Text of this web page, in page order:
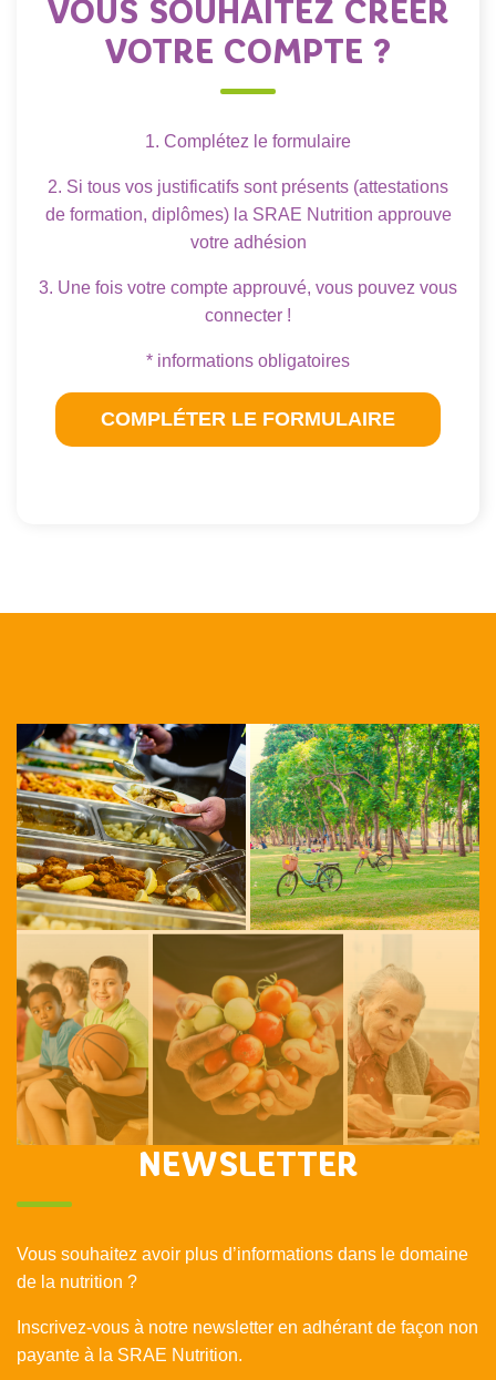
VOUS SOUHAITEZ CRÉER
VOTRE COMPTE ?
1. Complétez le formulaire
2. Si tous vos justificatifs sont présents (attestations
de formation, diplômes) la SRAE Nutrition approuve
votre adhésion
3. Une fois votre compte approuvé, vous pouvez vous
connecter !
* informations obligatoires
COMPLÉTER LE FORMULAIRE
NEWSLETTER
Vous souhaitez avoir plus d’informations dans le domaine
de la nutrition ?
Inscrivez-vous à notre newsletter en adhérant de façon non
payante à la SRAE Nutrition.